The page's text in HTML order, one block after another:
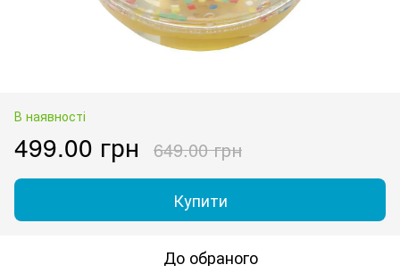
В наявності
499.00 грн 649.00 грн
Купити
До обраного